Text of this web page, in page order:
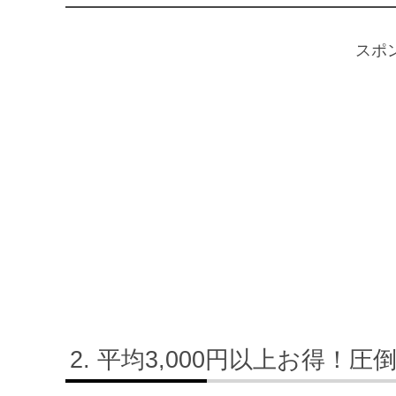
スポ
平均3,000円以上お得！圧